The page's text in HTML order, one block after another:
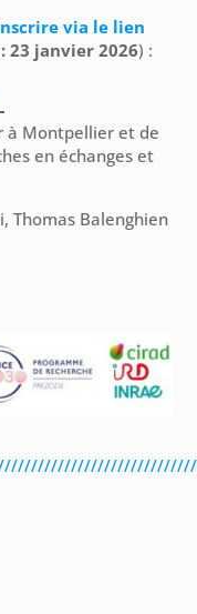
via le lien
23 janvier 2026) :
à Montpellier et de
en échanges et
Thomas Balenghien